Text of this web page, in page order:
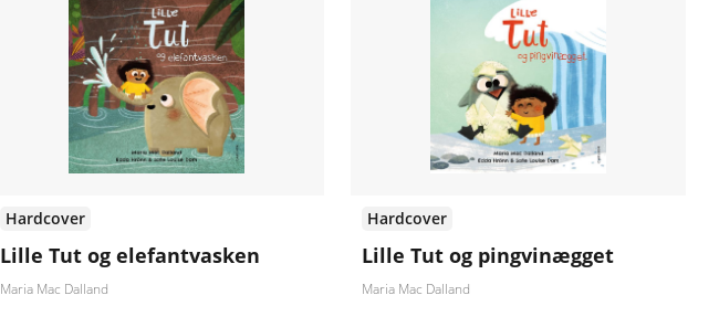
Hardcover
Lille Tut og elefantvasken
Maria Mac Dalland
Hardcover
Lille Tut og pingvinægget
Maria Mac Dalland